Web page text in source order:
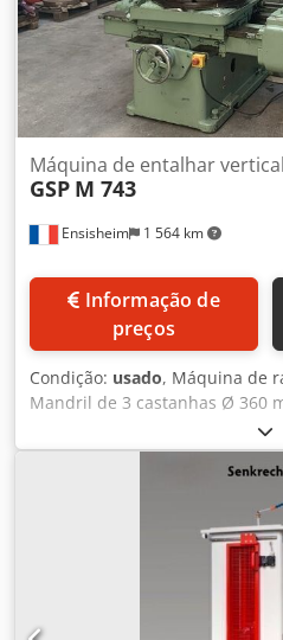
Ensisheim 1 564 km
Máquina de entalhar vertical
GSP M 743
preços
Condição: usado, Máquina de
Mandril de 3 castanhas Ø 360
mm / Y = 450 mm Curso do
garganta: 500 mm Mesa
Amszmx N Ijkock Inclinação
mesa/carro rotativo: 450 mm
Avanços rápidos nos eixos X -
golpes/min. Equipado com
ferramenta na elevação
mm Profundidade: 2500 mm
aprox. 4 T